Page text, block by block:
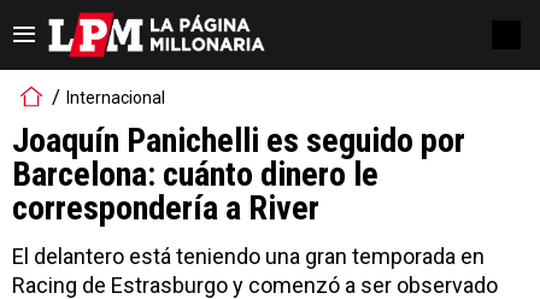
Internacional
Joaquín Panichelli es seguido por
Barcelona: cuánto dinero le
correspondería a River
El delantero está teniendo una gran temporada en
Racing de Estrasburgo y comenzó a ser observado